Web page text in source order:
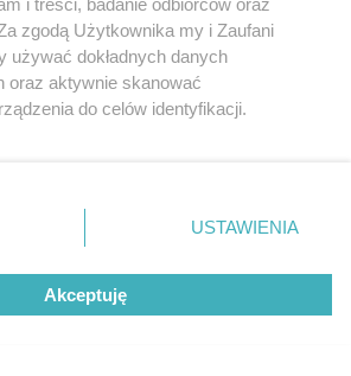
formie, włącznie z umieszczaniem w
i treści, badanie odbiorców oraz
zgodą Użytkownika my i Zaufani
używać dokładnych danych
oraz aktywnie skanować
do celów identyfikacji.
przycisk ustawień prywatności
dolnym rogu strony
danych nie wymagają zgody
prawo sprzeciwić się takiemu
będą miały zastosowanie tylko
USTAWIENIA
Akceptuję